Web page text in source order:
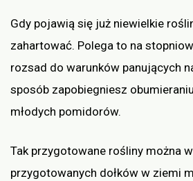
Gdy pojawią się już niewielkie
zahartować. Polega to na
rozsad do warunków panujących
sposób zapobiegniesz
młodych pomidorów.
Tak przygotowane rośliny można
przygotowanych dołków w ziemi